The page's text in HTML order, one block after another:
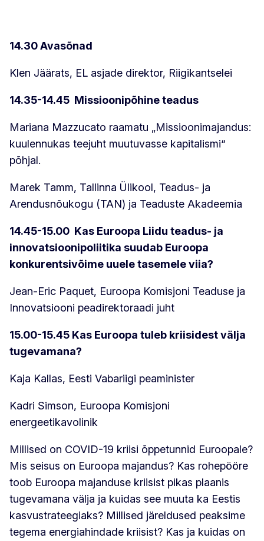
14.30 Avasõnad
Klen Jäärats, EL asjade direktor, Riigikantselei
14.35-14.45 Missioonipõhine teadus
Mariana Mazzucato raamatu „Missioonimajandus:
kuulennukas teejuht muutuvasse kapitalismi“
põhjal.
Marek Tamm, Tallinna Ülikool, Teadus- ja
Arendusnõukogu (TAN) ja Teaduste Akadeemia
14.45-15.00 Kas Euroopa Liidu teadus- ja
innovatsioonipoliitika suudab Euroopa
konkurentsivõime uuele tasemele viia?
Jean-Eric Paquet, Euroopa Komisjoni Teaduse ja
Innovatsiooni peadirektoraadi juht
15.00-15.45 Kas Euroopa tuleb kriisidest välja
tugevamana?
Kaja Kallas, Eesti Vabariigi peaminister
Kadri Simson, Euroopa Komisjoni
energeetikavolinik
Millised on COVID-19 kriisi õppetunnid Euroopale?
Mis seisus on Euroopa majandus? Kas rohepööre
toob Euroopa majanduse kriisist pikas plaanis
tugevamana välja ja kuidas see muuta ka Eestis
kasvustrateegiaks? Millised järeldused peaksime
tegema energiahindade kriisist? Kas ja kuidas on